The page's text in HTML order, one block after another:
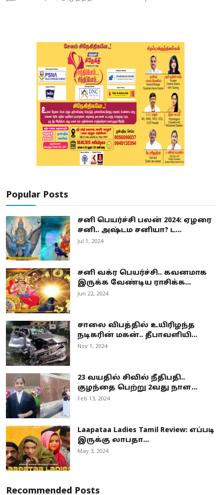
Popular Posts
சனி பெயர்ச்சி பலன் 2024: ஏழரை
சனி.. அஷ்டம சனியா? ட...
Jul 1, 2024
சனி வக்ர பெயர்ச்சி.. கவனமாக
இருக்க வேண்டிய ராசிக்க...
Jun 22, 2024
சாலை விபத்தில் உயிரிழந்த
நடிகரின் மகன்.. தீபாவளியி...
Nov 1, 2024
23 வயதில் சிவில் நீதிபதி..
குழந்தை பெற்று 2வது நாள...
Feb 13, 2024
Laapataa Ladies Tamil Review: எப்படி
இருக்கு லாபதா...
May 3, 2024
Recommended Posts